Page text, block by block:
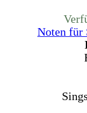
Noten für